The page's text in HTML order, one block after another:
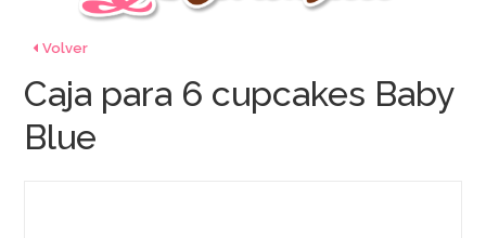
Volver
Caja para 6 cupcakes Baby
Blue